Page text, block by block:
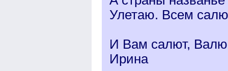
Улетаю. Всем
И Вам салют,
Ирина